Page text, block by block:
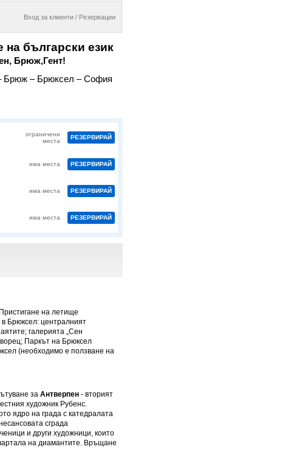
Вход за клиенти / Резервации
български език
Брюж,Гент!
Брюж – Брюксел – София
ограничени
места
РЕЗЕРВИРАЙ
има места РЕЗЕРВИРАЙ
има места РЕЗЕРВИРАЙ
има места РЕЗЕРВИРАЙ
на летище
Брюксел: централният
галерията „Сен
Паркът на Брюксел
(необходимо е ползване на
за Антверпен - вторият
художник Рубенс.
ядро на града с катедралата
сграда
и други художници, които
на диамантите. Връщане